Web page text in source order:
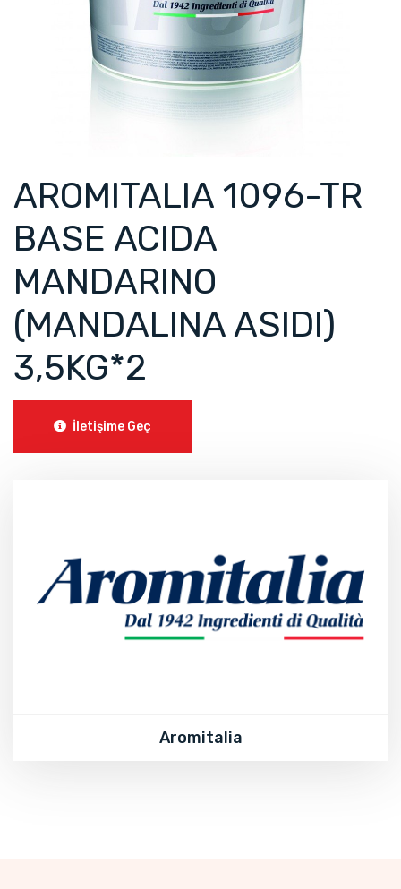
AROMITALIA 1096-TR
BASE ACIDA
MANDARINO
(MANDALINA ASIDI)
3,5KG*2
İletişime Geç
Aromitalia